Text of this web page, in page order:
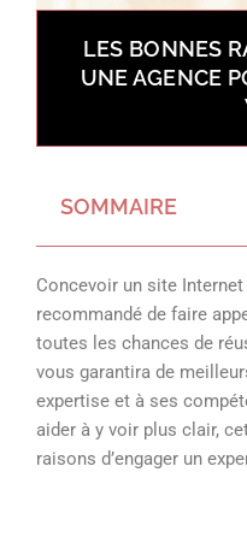
LES BONNES
UNE AGENCE
SOMMAIRE
Concevoir un site
recommandé de faire
toutes les chances de
vous garantira de
expertise et à ses
aider à y voir plus clair,
raisons d’engager un